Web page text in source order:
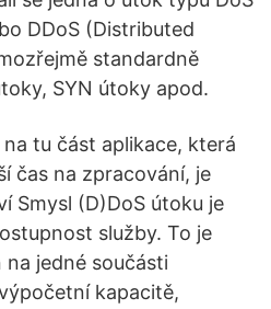
DDoS (Distributed
standardně
SYN útoky apod.
tu část aplikace, která
čas na zpracování, je
Smysl (D)DoS útoku je
služby. To je
jedné součásti
kapacitě,